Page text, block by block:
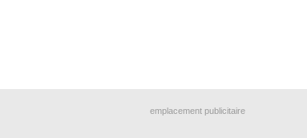
emplacement publicitaire